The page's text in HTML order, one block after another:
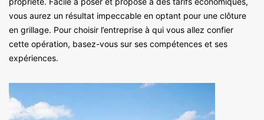
vous aurez un résultat impeccable en optant pour une clôture
en grillage. Pour choisir l’entreprise à qui vous allez confier
cette opération, basez-vous sur ses compétences et ses
expériences.